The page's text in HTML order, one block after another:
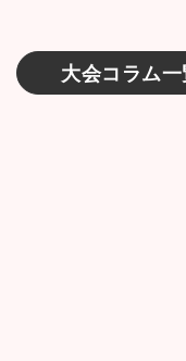
大会コラム